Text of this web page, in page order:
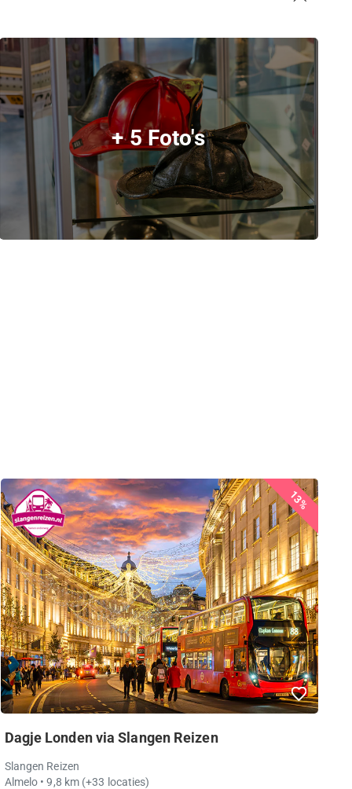
+ 5 Foto's
13%
Dagje Londen via Slangen Reizen
Slangen Reizen
Almelo • 9,8 km (+33 locaties)